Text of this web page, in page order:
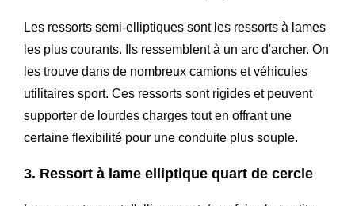
Les ressorts semi-elliptiques sont les ressorts à lames
les plus courants. Ils ressemblent à un arc d'archer. On
les trouve dans de nombreux camions et véhicules
utilitaires sport. Ces ressorts sont rigides et peuvent
supporter de lourdes charges tout en offrant une
certaine flexibilité pour une conduite plus souple.
3. Ressort à lame elliptique quart de cercle